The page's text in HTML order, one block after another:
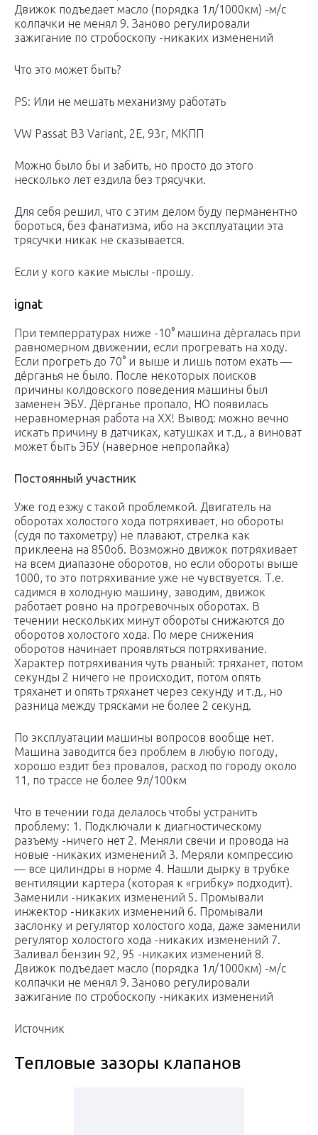
Движок подъедает масло (порядка 1л/1000км) -м/с
колпачки не менял 9. Заново регулировали
зажигание по стробоскопу -никаких изменений
Что это может быть?
PS: Или не мешать механизму работать
VW Passat B3 Variant, 2E, 93г, МКПП
Можно было бы и забить, но просто до этого
несколько лет ездила без трясучки.
Для себя решил, что с этим делом буду перманентно
бороться, без фанатизма, ибо на эксплуатации эта
трясучки никак не сказывается.
Если у кого какие мыслы -прошу.
ignat
При темперратурах ниже -10° машина дёргалась при
равномерном движении, если прогревать на ходу.
Если прогреть до 70° и выше и лишь потом ехать —
дёрганья не было. После некоторых поисков
причины колдовского поведения машины был
заменен ЭБУ. Дёрганье пропало, НО появилась
неравномерная работа на ХХ! Вывод: можно вечно
искать причину в датчиках, катушках и т.д., а виноват
может быть ЭБУ (наверное непропайка)
Постоянный участник
Уже год езжу с такой проблемкой. Двигатель на
оборотах холостого хода потряхивает, но обороты
(судя по тахометру) не плавают, стрелка как
приклеена на 850об. Возможно движок потряхивает
на всем диапазоне оборотов, но если обороты выше
1000, то это потряхивание уже не чувствуется. Т.е.
садимся в холодную машину, заводим, движок
работает ровно на прогревочных оборотах. В
течении нескольких минут обороты снижаются до
оборотов холостого хода. По мере снижения
оборотов начинает проявляться потряхивание.
Характер потряхивания чуть рваный: тряханет, потом
секунды 2 ничего не происходит, потом опять
тряханет и опять тряханет через секунду и т.д., но
разница между трясками не более 2 секунд.
По эксплуатации машины вопросов вообще нет.
Машина заводится без проблем в любую погоду,
хорошо ездит без провалов, расход по городу около
11, по трассе не более 9л/100км
Что в течении года делалось чтобы устранить
проблему: 1. Подключали к диагностическому
разъему -ничего нет 2. Меняли свечи и провода на
новые -никаких изменений 3. Меряли компрессию
— все цилиндры в норме 4. Нашли дырку в трубке
вентиляции картера (которая к «грибку» подходит).
Заменили -никаких изменений 5. Промывали
инжектор -никаких изменений 6. Промывали
заслонку и регулятор холостого хода, даже заменили
регулятор холостого хода -никаких изменений 7.
Заливал бензин 92, 95 -никаких изменений 8.
Движок подъедает масло (порядка 1л/1000км) -м/с
колпачки не менял 9. Заново регулировали
зажигание по стробоскопу -никаких изменений
Источник
Тепловые зазоры клапанов